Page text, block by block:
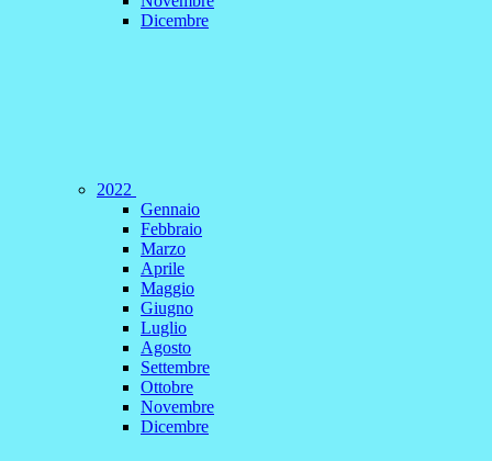
Dicembre
2022
Gennaio
Febbraio
Marzo
Aprile
Maggio
Giugno
Luglio
Agosto
Settembre
Ottobre
Novembre
Dicembre